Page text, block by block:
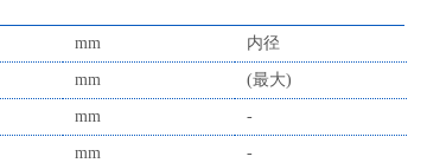
mm 内径
mm (最大)
mm -
mm -